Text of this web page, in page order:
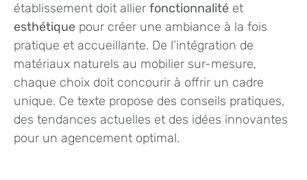
établissement doit allier fonctionnalité et
esthétique pour créer une ambiance à la fois
pratique et accueillante. De l’intégration de
matériaux naturels au mobilier sur-mesure,
chaque choix doit concourir à offrir un cadre
unique. Ce texte propose des conseils pratiques,
des tendances actuelles et des idées innovantes
pour un agencement optimal.